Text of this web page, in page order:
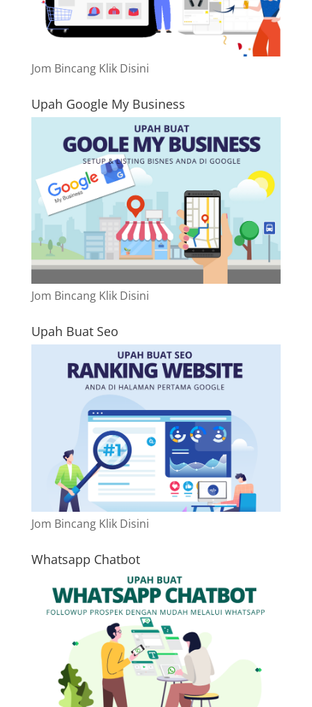
Jom Bincang Klik Disini
Upah Google My Business
Jom Bincang Klik Disini
Upah Buat Seo
Jom Bincang Klik Disini
Whatsapp Chatbot